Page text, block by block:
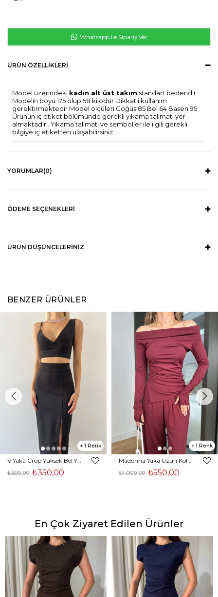
Whatsapp ile Sipariş Ver
ÜRÜN ÖZELLIKLERI
Model üzerindeki kadın alt üst takım standart bedendir
Modelin boyu 175 olup 58 kilodur Dikkatli kullanım
gerektirmektedir Model ölçüleri Göğüs 85 Bel 64 Basen 95
Ürünün iç etiket bölümünde gerekli yıkama talimatı yer
almaktadır . Yıkama talimatı ve semboller ile ilgili gerekli
bilgiye iç etiketten ulaşabilirsiniz.
YORUMLAR(0)
ÖDEME SEÇENEKLERI
ÜRÜN DÜŞÜNCELERINIZ
BENZER ÜRÜNLER
1
₺350,00
₺699,99
1
₺550,00
₺1.099,99
En Çok Ziyaret Edilen Ürünler